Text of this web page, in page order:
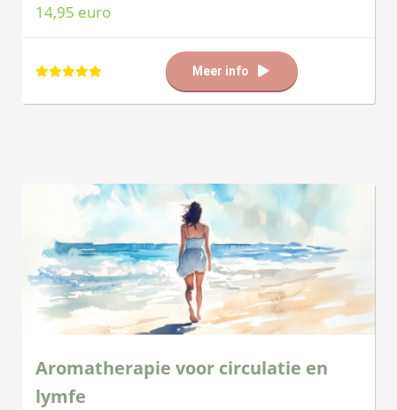
14,95 euro
Meer info
Aromatherapie voor circulatie en
lymfe